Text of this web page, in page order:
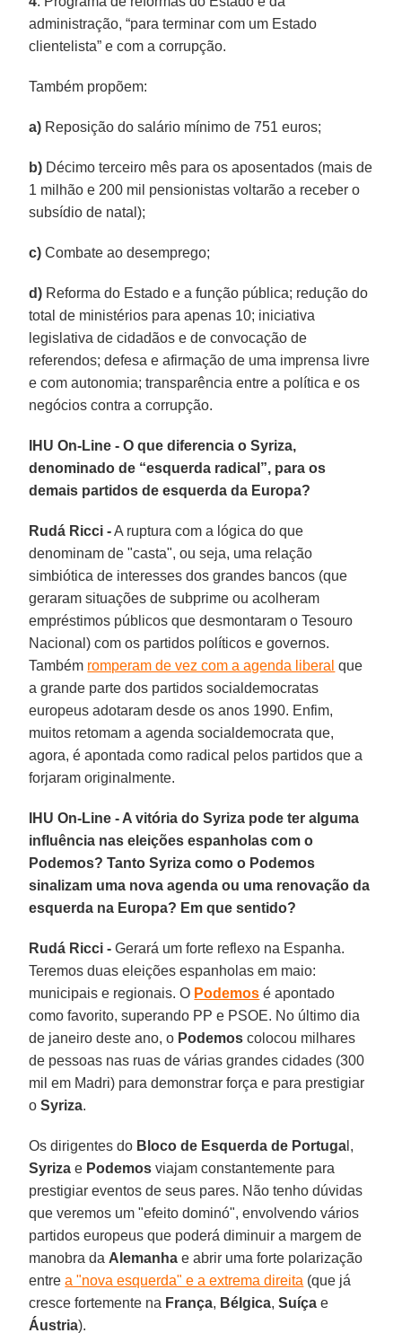
administração, “para terminar com um Estado
clientelista” e com a corrupção.
Também propõem:
a) Reposição do salário mínimo de 751 euros;
b) Décimo terceiro mês para os aposentados (mais de
1 milhão e 200 mil pensionistas voltarão a receber o
subsídio de natal);
c) Combate ao desemprego;
d) Reforma do Estado e a função pública; redução do
total de ministérios para apenas 10; iniciativa
legislativa de cidadãos e de convocação de
referendos; defesa e afirmação de uma imprensa livre
e com autonomia; transparência entre a política e os
negócios contra a corrupção.
IHU On-Line - O que diferencia o Syriza,
denominado de “esquerda radical”, para os
demais partidos de esquerda da Europa?
Rudá Ricci -A ruptura com a lógica do que
denominam de "casta", ou seja, uma relação
simbiótica de interesses dos grandes bancos (que
geraram situações de subprime ou acolheram
empréstimos públicos que desmontaram o Tesouro
Nacional) com os partidos políticos e governos.
Também romperam de vez com a agenda liberal que
a grande parte dos partidos socialdemocratas
europeus adotaram desde os anos 1990. Enfim,
muitos retomam a agenda socialdemocrata que,
agora, é apontada como radical pelos partidos que a
forjaram originalmente.
IHU On-Line - A vitória do Syriza pode ter alguma
influência nas eleições espanholas com o
Podemos? Tanto Syriza como o Podemos
sinalizam uma nova agenda ou uma renovação da
esquerda na Europa? Em que sentido?
Rudá Ricci - Gerará um forte reflexo na Espanha.
Teremos duas eleições espanholas em maio:
municipais e regionais. O Podemos é apontado
como favorito, superando PP e PSOE. No último dia
de janeiro deste ano, o Podemos colocou milhares
de pessoas nas ruas de várias grandes cidades (300
mil em Madri) para demonstrar força e para prestigiar
oSyriza.
Os dirigentes do Bloco de Esquerda de Portuga l,
Syriza e Podemos viajam constantemente para
prestigiar eventos de seus pares. Não tenho dúvidas
que veremos um "efeito dominó", envolvendo vários
partidos europeus que poderá diminuir a margem de
manobra da Alemanha e abrir uma forte polarização
entrea "nova esquerda" e a extrema direita (que já
cresce fortemente na França, Bélgica,Suíça e
Áustria).